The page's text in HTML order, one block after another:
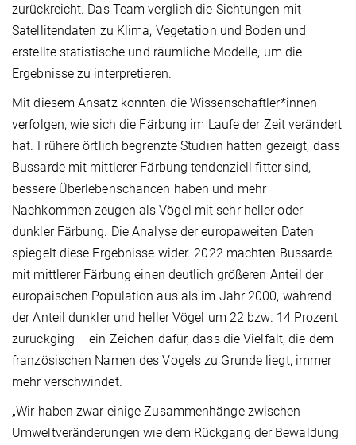
zurückreicht. Das Team verglich die Sichtungen mit
Satellitendaten zu Klima, Vegetation und Boden und
erstellte statistische und räumliche Modelle, um die
Ergebnisse zu interpretieren.
Mit diesem Ansatz konnten die Wissenschaftler*innen
verfolgen, wie sich die Färbung im Laufe der Zeit verändert
hat. Frühere örtlich begrenzte Studien hatten gezeigt, dass
Bussarde mit mittlerer Färbung tendenziell fitter sind,
bessere Überlebenschancen haben und mehr
Nachkommen zeugen als Vögel mit sehr heller oder
dunkler Färbung. Die Analyse der europaweiten Daten
spiegelt diese Ergebnisse wider. 2022 machten Bussarde
mit mittlerer Färbung einen deutlich größeren Anteil der
europäischen Population aus als im Jahr 2000, während
der Anteil dunkler und heller Vögel um 22 bzw. 14 Prozent
zurückging – ein Zeichen dafür, dass die Vielfalt, die dem
französischen Namen des Vogels zu Grunde liegt, immer
mehr verschwindet.
„Wir haben zwar einige Zusammenhänge zwischen
Umweltveränderungen wie dem Rückgang der Bewaldung